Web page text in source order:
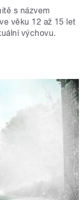
s názvem
věku 12 až 15 let
výchovu.